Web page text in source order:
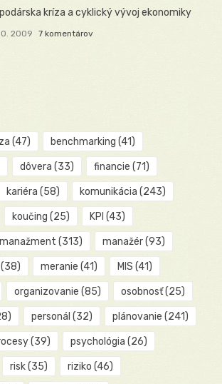
kríza a cyklický vývoj ekonomiky
2009 7 komentárov
(47) benchmarking (41)
dôvera (33) financie (71)
kariéra (58) komunikácia (243)
koučing (25) KPI (43)
manažment (313) manažér(93)
(38) meranie (41) MIS (41)
organizovanie (85) osobnosť(25)
personál (32) plánovanie (241)
(39) psychológia (26)
risk(35) riziko (46)